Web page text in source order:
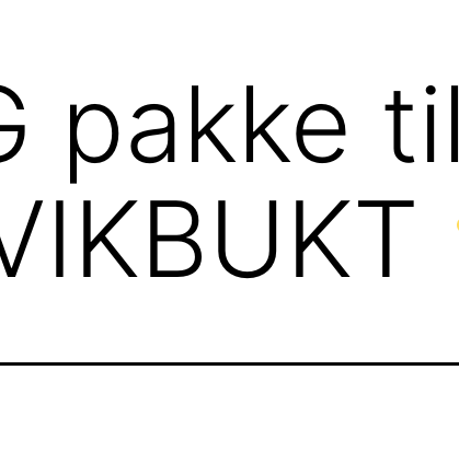
pakke til